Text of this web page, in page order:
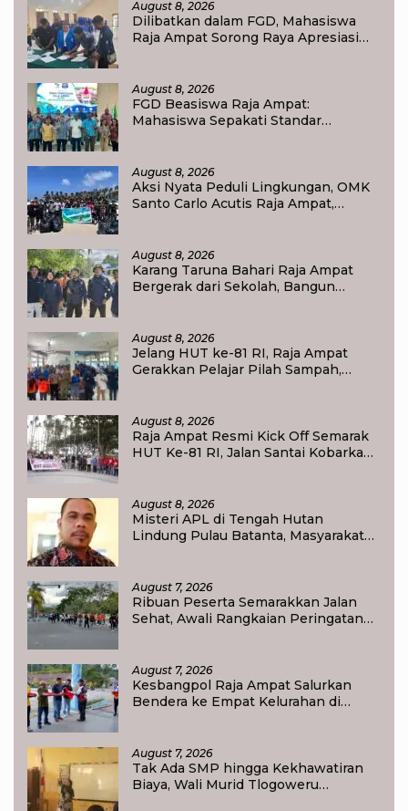
August 8, 2026
Dilibatkan dalam FGD, Mahasiswa
Raja Ampat Sorong Raya Apresiasi
August 8, 2026
FGD Beasiswa Raja Ampat:
Mahasiswa Sepakati Standar
August 8, 2026
Aksi Nyata Peduli Lingkungan, OMK
Santo Carlo Acutis Raja Ampat,
August 8, 2026
Karang Taruna Bahari Raja Ampat
Bergerak dari Sekolah, Bangun
August 8, 2026
Jelang HUT ke-81 RI, Raja Ampat
Gerakkan Pelajar Pilah Sampah,
August 8, 2026
Raja Ampat Resmi Kick Off Semarak
HUT Ke-81 RI, Jalan Santai Kobarkan
August 8, 2026
Misteri APL di Tengah Hutan
Lindung Pulau Batanta, Masyarakat
August 7, 2026
Ribuan Peserta Semarakkan Jalan
Sehat, Awali Rangkaian Peringatan
August 7, 2026
Kesbangpol Raja Ampat Salurkan
Bendera ke Empat Kelurahan di
August 7, 2026
Tak Ada SMP hingga Kekhawatiran
Biaya, Wali Murid Tlogoweru